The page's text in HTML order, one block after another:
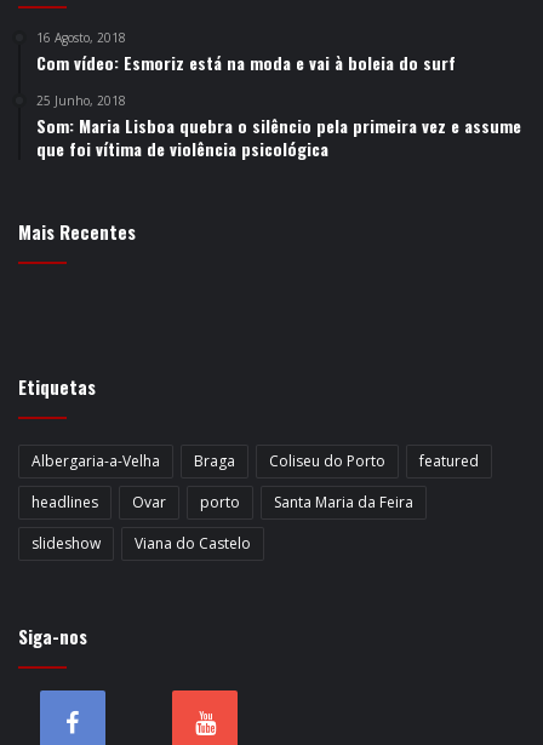
16 Agosto, 2018
Com vídeo: Esmoriz está na moda e vai à boleia do surf
25 Junho, 2018
Som: Maria Lisboa quebra o silêncio pela primeira vez e assume
que foi vítima de violência psicológica
Mais Recentes
Etiquetas
Albergaria-a-Velha Braga Coliseu do Porto
featured
headlines
Ovar porto
Santa Maria da Feira
slideshow
Viana do Castelo
Siga-nos